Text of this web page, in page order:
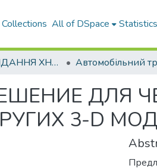
All of DSpace Statistics
НАУКОВІ ВИДАННЯ ХНАДУ
ДЛЯ
3-D